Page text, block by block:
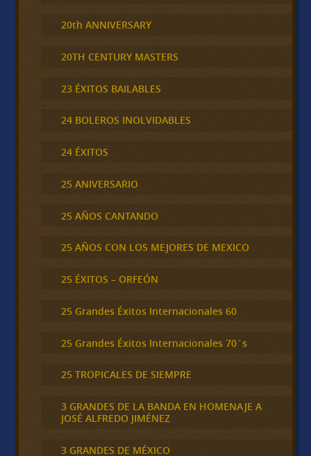
20th ANNIVERSARY
20TH CENTURY MASTERS
23 ÉXITOS BAILABLES
24 BOLEROS INOLVIDABLES
24 ÉXITOS
25 ANIVERSARIO
25 AÑOS CANTANDO
25 AÑOS CON LOS MEJORES DE MEXICO
25 ÉXITOS – ORFEÓN
25 Grandes Éxitos Internacionales 60
25 Grandes Éxitos Internacionales 70´s
25 TROPICALES DE SIEMPRE
3 GRANDES DE LA BANDA EN HOMENAJE A
JOSÉ ALFREDO JIMÉNEZ
3 GRANDES DE MÉXICO